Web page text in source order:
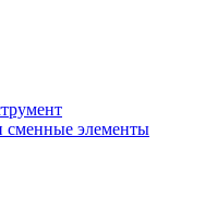
сменные элементы